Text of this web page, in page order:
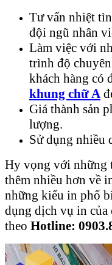
Tư vấn nhiệt
đội ngũ nhân
Làm việc với
trình độ
khách hàng có
khung chữ A
Giá thành sản
lượng.
Sử dụng nhiều
Hy vọng với những
thêm nhiều hơn về
những kiểu in phổ
dụng dịch vụ in
theo Hotline: